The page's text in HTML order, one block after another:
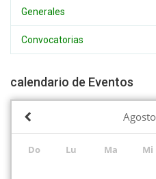
Generales
Convocatorias
calendario de Eventos
Agosto
Do Lu Ma Mi